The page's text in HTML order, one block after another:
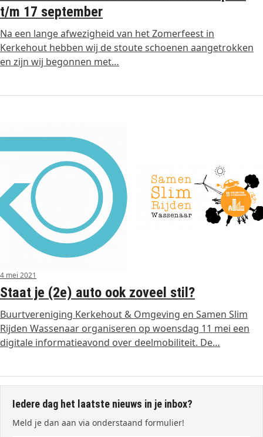
t/m 17 september
Na een lange afwezigheid van het Zomerfeest in
Kerkehout hebben wij de stoute schoenen aangetrokken
en zijn wij begonnen met…
4 mei 2021
Staat je (2e) auto ook zoveel stil?
Buurtvereniging Kerkehout & Omgeving en Samen Slim
Rijden Wassenaar organiseren op woensdag 11 mei een
digitale informatieavond over deelmobiliteit. De…
Iedere dag het laatste nieuws in je inbox?
Meld je dan aan via onderstaand formulier!